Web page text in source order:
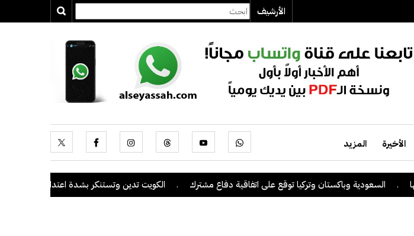
الأرشيف
الأخيرة المزيد
السعودية وباكستان وتركيا توقع على اتفاقية دفاع مشترك . الكويت تدين وتستنكر بشدة اعتداءات ميليشيا الحوثي